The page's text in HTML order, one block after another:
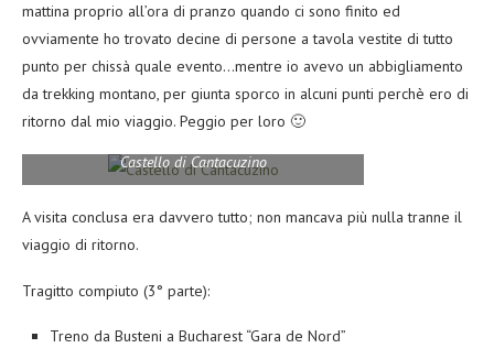
mattina proprio all’ora di pranzo quando ci sono finito ed
ovviamente ho trovato decine di persone a tavola vestite di tutto
punto per chissà quale evento…mentre io avevo un abbigliamento
da trekking montano, per giunta sporco in alcuni punti perchè ero di
ritorno dal mio viaggio. Peggio per loro 🙂
Castello di Cantacuzino
A visita conclusa era davvero tutto; non mancava più nulla tranne il
viaggio di ritorno.
Tragitto compiuto (3° parte):
Treno da Busteni a Bucharest “Gara de Nord”